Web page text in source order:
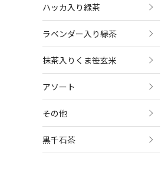
ハッカ入り緑茶
ラベンダー入り緑茶
抹茶入りくま笹玄米
アソート
その他
黒千石茶